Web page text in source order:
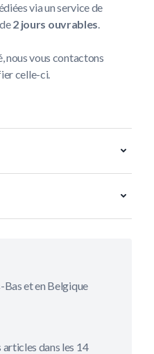
via un service de
2 jours ouvrables.
nous vous contactons
celle-ci.
et en Belgique
articles dans les 14